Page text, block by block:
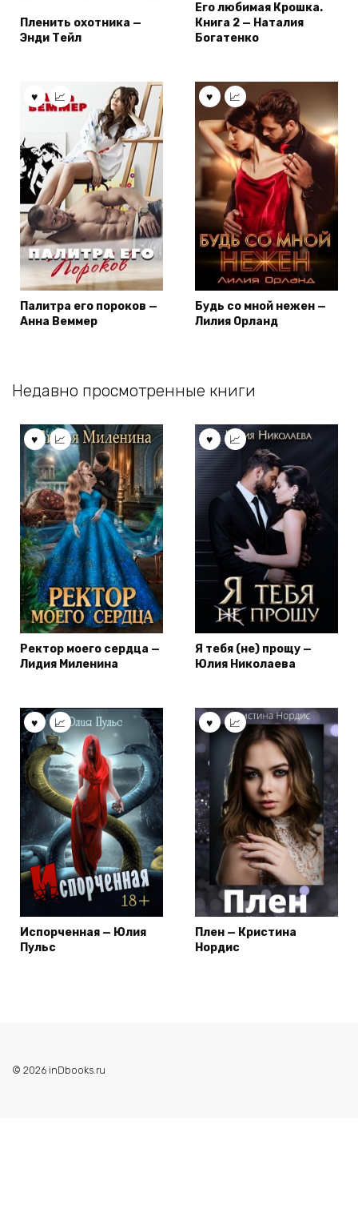
Пленить охотника —
Энди Тейл
Его любимая Крошка.
Книга 2 — Наталия
Богатенко
Палитра его пороков —
Анна Веммер
Будь со мной нежен —
Лилия Орланд
Недавно просмотренные книги
Ректор моего сердца —
Лидия Миленина
Я тебя (не) прощу —
Юлия Николаева
Испорченная — Юлия
Пульс
Плен — Кристина
Нордис
© 2026 inDbooks.ru